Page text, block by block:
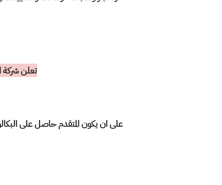
تعلن شركة
على ان يكون المتقدم حاصل على